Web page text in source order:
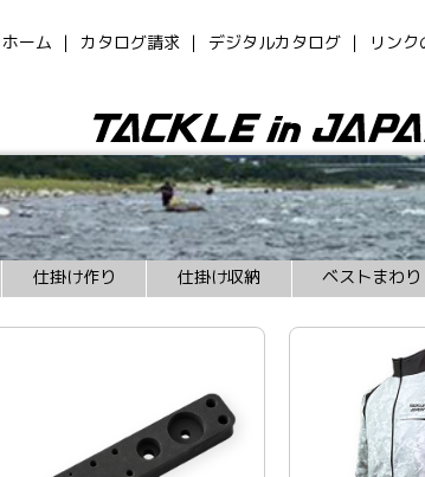
ホーム カタログ請求 デジタルカタログ リンク
仕掛け作り 仕掛け収納 ベストまわり